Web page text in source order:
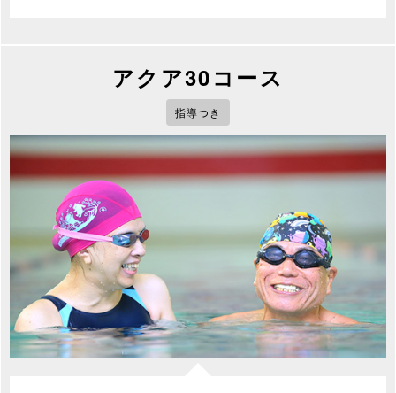
アクア30コース
指導つき